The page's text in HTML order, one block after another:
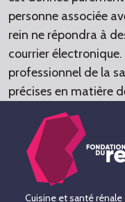
personne associée
rein ne répondra à
courrier
professionnel de la
précises en matière
Cuisine et santé rénale